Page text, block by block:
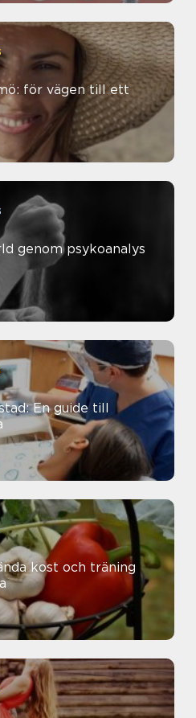
för vägen till ett
genom psykoanalys
En guide till
kost och träning